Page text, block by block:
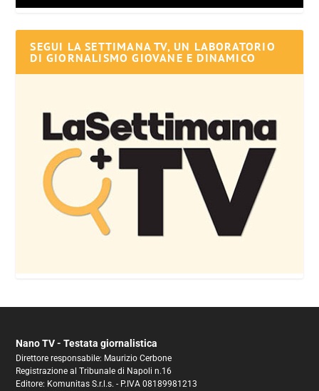
SEGUI LA SETTIMANA TV, UN LABORATORIO
DI GIORNALISMO GIOVANE E DINAMICO
Nano TV - Testata giornalistica
Direttore responsabile: Maurizio Cerbone
Registrazione al Tribunale di Napoli n.16
Editore: Komunitas S.r.l.s. - P.IVA 08189981213